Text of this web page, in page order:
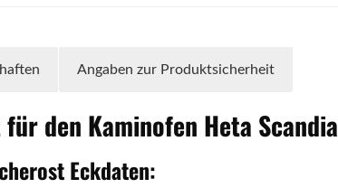
Angaben zur Produktsicherheit
für den Kaminofen Heta Scandia
Eckdaten: